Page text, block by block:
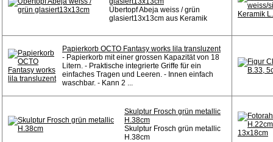
Übertopf Abeja weiss / grün
glasiert13x13cm aus Keramik
Papierkorb OCTO Fantasy works lila transluzent
- Papierkorb mit einer grossen Kapazität von 18
Litern. - Praktische integrierte Griffe für ein
einfaches Tragen und Leeren. - Innen einfach
waschbar. - Kann 2 ...
Skulptur Frosch grün metallic
H.38cm
Skulptur Frosch grün metallic
H.38cm